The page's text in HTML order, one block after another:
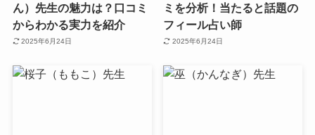
ん）先生の魅力は？口コミ
からわかる実力を紹介
2025年6月24日
ミを分析！当たると話題の
フィール占い師
2025年6月24日